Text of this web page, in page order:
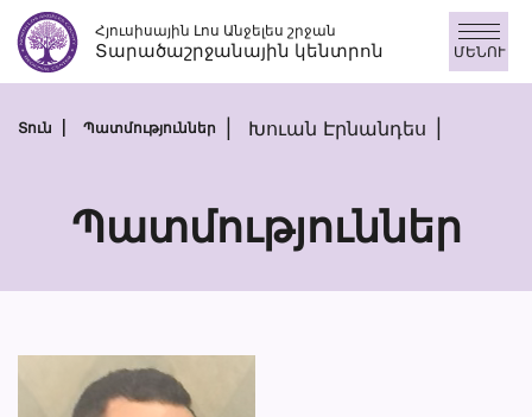
Անցնել
բովանդակությանըՀյուսիսային Լոս Անջելես շրջան
Տարածաշրջանային կենտրոն ՄԵՆՈՒ
Տուն Պատմություններ Խուան Էրնանդես
Պատմություններ